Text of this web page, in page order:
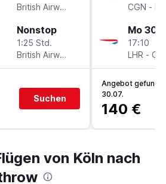
British Airways
Nonstop
1:25 Std.
British Airways
Suchen
CGN -
Mo
17:10
LHR -
Angebot
30.07.
140 €
von Köln nach